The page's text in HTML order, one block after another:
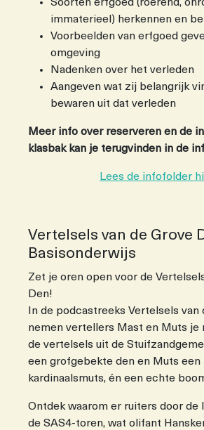
Soorten erfgoed (roerend,
immaterieel) herkennen en
Voorbeelden van erfgoed
omgeving
Nadenken over het verleden
Aangeven wat zij belangrijk
bewaren uit dat verleden
Meer info over reserveren en de
klasbak kan je terugvinden in de
Lees de infofolder
Vertelsels van de Grove
Basisonderwijs
Zet je oren open voor de
Den!
In de podcastreeks Vertelsels van
nemen vertellers Mast en Muts je
de vertelsels uit de
een grofgebekte den en Muts
kardinaalsmuts, én een echte
Ontdek waarom er ruiters door de
de SAS4-toren, wat olifant